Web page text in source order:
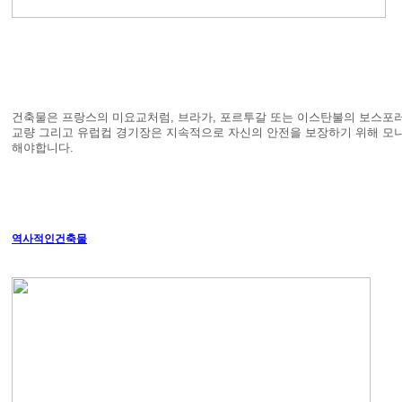
건축물은 프랑스의 미요교처럼, 브라가, 포르투갈 또는 이스탄불의 보스포
교량 그리고 유럽컵 경기장은 지속적으로 자신의 안전을 보장하기 위해 모
해야합니다.
역사적인건축물